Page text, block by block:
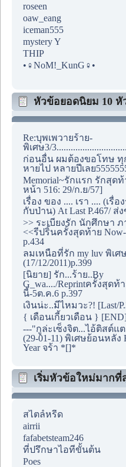
roseen
oaw_eang
iceman555
mystery Y
THIP
•♀NoM!_KunG♀•
หัวข้อยอดนิยม 10 หั
Re:บุพเพวายร้าย-
พิเศษ3/
ก่อนอื่น ผมต้องขอโทษ ทุ
หายไป หลายปีเลย
Memorial~รักแรก รักสุด
หน้า 516: 29/ก.ย/57]
เรื่อง ของ .... เรา .... (เรื่อ
กับป่าน) At Last P.467/ ส่
>> ระเบียงรัก นักศึกษา ภ
<<รีปริ้นครั้งสุดท้าย Now-
p.434
ลมเหนือที่รัก my luv พิเศ
(17/12/2011)p.399
[นิยาย] รัก...ร้าย..By
G_wa..../Reprintครั้งสุดท้
นี้-5ต.ค.6 p.397
เงินน่ะ..มีไหมวะ?! [Last/
{ เดือนเกี้ยวเดือน }
---"กูล่ะเซ็งจิต...ไอ้ติสต์แต
(29-01-11) พิเศษย้อนหลัง
Year จร้า *[]*
เริ่มหัวข้อใหม่มากที่
สไตล์หรีด
airrii
fafabetsteam246
ที่ปรึกษาไอทีขั้นต้น
Poes